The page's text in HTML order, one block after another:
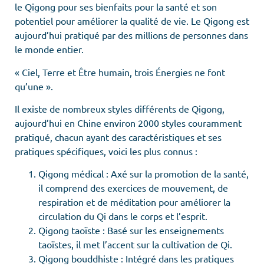
le Qigong pour ses bienfaits pour la santé et son
potentiel pour améliorer la qualité de vie. Le Qigong est
aujourd’hui pratiqué par des millions de personnes dans
le monde entier.
« Ciel, Terre et Être humain, trois Énergies ne font
qu’une ».
Il existe de nombreux styles différents de Qigong,
aujourd’hui en Chine environ 2000 styles couramment
pratiqué, chacun ayant des caractéristiques et ses
pratiques spécifiques, voici les plus connus :
Qigong médical : Axé sur la promotion de la santé,
il comprend des exercices de mouvement, de
respiration et de méditation pour améliorer la
circulation du Qi dans le corps et l’esprit.
Qigong taoïste : Basé sur les enseignements
taoïstes, il met l’accent sur la cultivation de Qi.
Qigong bouddhiste : Intégré dans les pratiques